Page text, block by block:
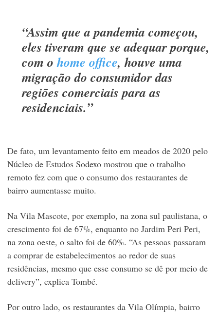
“Assim que a pandemia começou,
eles tiveram que se adequar porque,
com ohome office, houve uma
migração do consumidor das
regiões comerciais para as
residenciais.”
De fato, um levantamento feito em meados de 2020 pelo
Núcleo de Estudos Sodexo mostrou que o trabalho
remoto fez com que o consumo dos restaurantes de
bairro aumentasse muito.
Na Vila Mascote, por exemplo, na zona sul paulistana, o
crescimento foi de 67%, enquanto no Jardim Peri Peri,
na zona oeste, o salto foi de 60%. “As pessoas passaram
a comprar de estabelecimentos ao redor de suas
residências, mesmo que esse consumo se dê por meio de
delivery”, explica Tombé.
Por outro lado, os restaurantes da Vila Olímpia, bairro